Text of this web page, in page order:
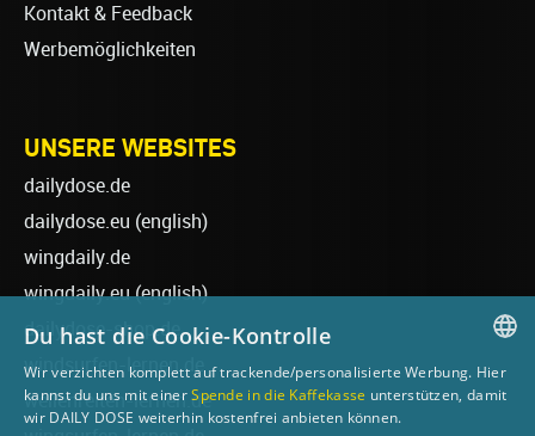
Kontakt & Feedback
Werbemöglichkeiten
UNSERE WEBSITES
dailydose.de
dailydose.eu (english)
wingdaily.de
wingdaily.eu(english)
dailydose-shop.de
windsurfen-lernen.de
wellenreiten-lernen.de
GERMAN
Du hast die Cookie-Kontrolle
Wir verzichten komplett auf trackende/personalisierte Werbung. Hier
kannst du uns mit einerSpende in die Kaffekasse unterstützen, damit
wir DAILY DOSE weiterhin kostenfrei anbieten können.